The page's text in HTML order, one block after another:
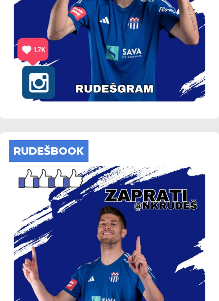
RUDEŠBOOK